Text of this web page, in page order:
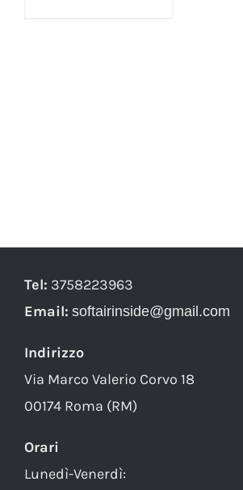
Tel: 3758223963
Email: softairinside@gmail.com
Indirizzo
Via Marco Valerio Corvo 18
00174 Roma (RM)
Orari
Lunedì-Venerdì: